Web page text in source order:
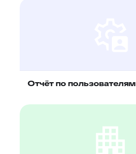
Отчёт по пользователям